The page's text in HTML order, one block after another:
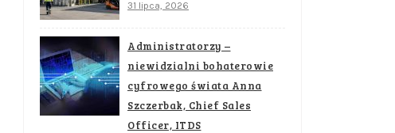
31 lipca, 2026
Administratorzy –
niewidzialni bohaterowie
cyfrowego świata Anna
Szczerbak, Chief Sales
Officer, ITDS